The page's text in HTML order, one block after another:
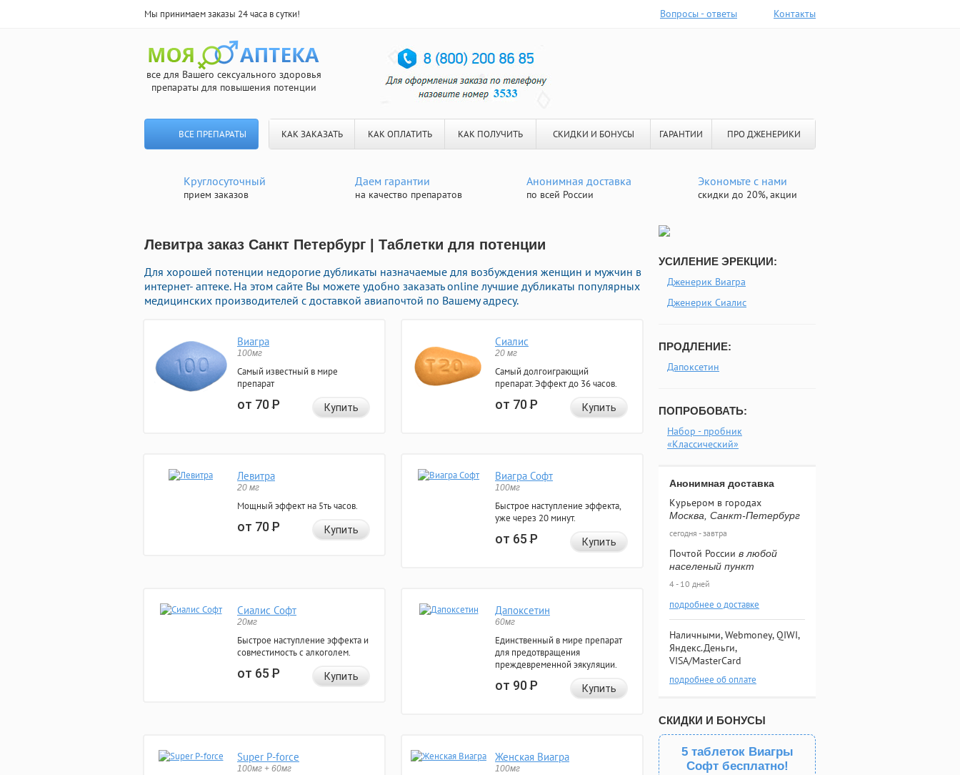
Мы принимаем заказы 24 часа в сутки! Вопросы - ответы Контакты
все для Вашего сексуального здоровья
препараты для повышения потенции
ВСЕ ПРЕПАРАТЫ КАК ЗАКАЗАТЬ КАК ОПЛАТИТЬ КАК ПОЛУЧИТЬ СКИДКИ И БОНУСЫ ГАРАНТИИ ПРО ДЖЕНЕРИКИ
Круглосуточный
прием заказов
Даем гарантии
на качество препаратов
Анонимная доставка
по всей России
Экономьте с нами
скидки до 20%, акции
Левитра заказ Санкт Петербург | Таблетки для потенции
Для хорошей потенции недорогие дубликаты назначаемые для возбуждения женщин и мужчин в
интернет- аптеке. На этом сайте Вы можете удобно заказать online лучшие дубликаты популярных
медицинских производителей с доставкой авиапочтой по Вашему адресу.
Виагра
100мг
Самый известный в мире
препарат
от 70Р Купить
Сиалис
20 мг
Самый долгоиграющий
препарат. Эффект до 36 часов.
от 70Р Купить
Левитра
20 мг
Мощный эффект на 5ть часов.
от 70Р Купить
Виагра Софт
100мг
Быстрое наступление эффекта,
уже через 20 минут.
от 65Р Купить
Сиалис Софт
20мг
Быстрое наступление эффекта и
совместимость с алкоголем.
от 65Р Купить
Дапоксетин
60мг
Единственный в мире препарат
для предотвращения
преждевременной эякуляции.
от 90Р Купить
Super P-force
100мг + 60мг
Женская Виагра
100мг
УСИЛЕНИЕ ЭРЕКЦИИ:
Дженерик Виагра
Дженерик Сиалис
ПРОДЛЕНИЕ:
Дапоксетин
ПОПРОБОВАТЬ:
Набор - пробник
«Классический»
Анонимная доставка
Курьером в городах
Москва, Санкт-Петербург
сегодня - завтра
Почтой России в любой
населеный пункт
4 - 10 дней
подробнее о доставке
Наличными, Webmoney, QIWI,
Яндекс.Деньги,
VISA/MasterCard
подробнее об оплате
СКИДКИ И БОНУСЫ
5 таблеток Виагры
Софт бесплатно!